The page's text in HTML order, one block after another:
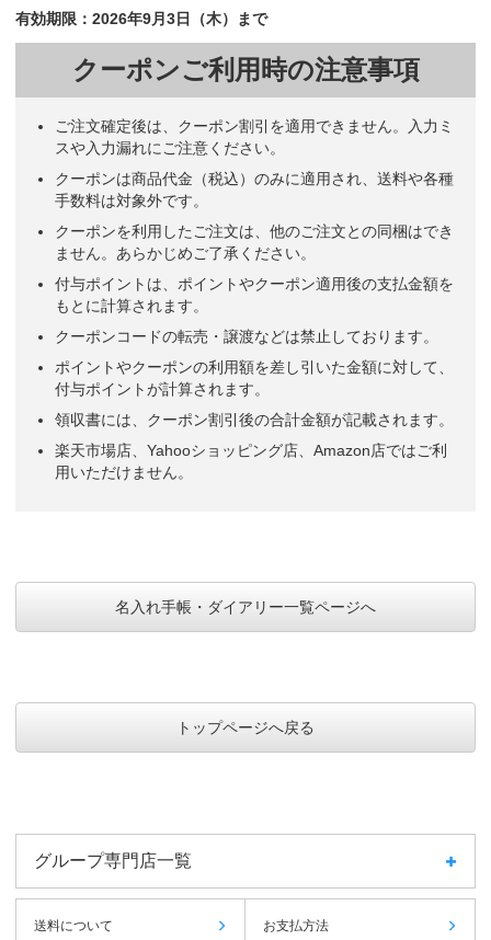
有効期限：2026年9月3日（木）まで
クーポンご利用時の注意事項
ご注文確定後は、クーポン割引を適用できません。入力ミ
スや入力漏れにご注意ください。
クーポンは商品代金（税込）のみに適用され、送料や各種
手数料は対象外です。
クーポンを利用したご注文は、他のご注文との同梱はでき
ません。あらかじめご了承ください。
付与ポイントは、ポイントやクーポン適用後の支払金額を
もとに計算されます。
クーポンコードの転売・譲渡などは禁止しております。
ポイントやクーポンの利用額を差し引いた金額に対して、
付与ポイントが計算されます。
領収書には、クーポン割引後の合計金額が記載されます。
楽天市場店、Yahooショッピング店、Amazon店ではご利
用いただけません。
名入れ手帳・ダイアリー一覧ページへ
トップページへ戻る
グループ専門店一覧
送料について お支払方法